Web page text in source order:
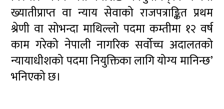
ख्यातीप्राप्त वा न्याय सेवाको राजपत्राङ्कित प्रथम
श्रेणी वा सोभन्दा माथिल्लो पदमा कम्तीमा १२ वर्ष
काम गरेको नेपाली नागरिक सर्वोच्च अदालतको
न्यायाधीशको पदमा नियुक्तिका लागि योग्य मानिन्छ’
भनिएको छ।